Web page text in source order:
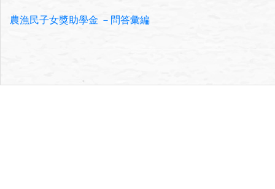
農漁民子女獎助學金 －問答彙編